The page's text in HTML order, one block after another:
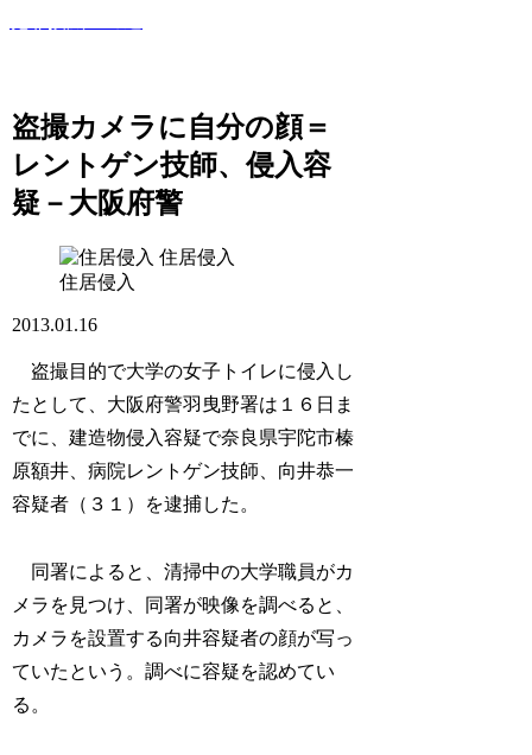
盗撮カメラに自分の顔＝
レントゲン技師、侵入容
疑－大阪府警
住居侵入
住居侵入
2013.01.16
盗撮目的で大学の女子トイレに侵入し
たとして、大阪府警羽曳野署は１６日ま
でに、建造物侵入容疑で奈良県宇陀市榛
原額井、病院レントゲン技師、向井恭一
容疑者（３１）を逮捕した。
同署によると、清掃中の大学職員がカ
メラを見つけ、同署が映像を調べると、
カメラを設置する向井容疑者の顔が写っ
ていたという。調べに容疑を認めてい
る。